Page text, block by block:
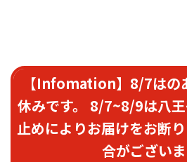
【Infomation】8/7はの
休みです。 8/7~8/9は八
止めによりお届けをお断
合がございま